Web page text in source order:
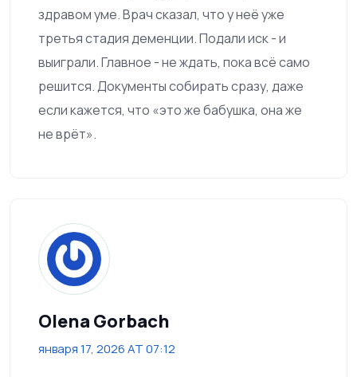
здравом уме. Врач сказал, что у неё уже
третья стадия деменции. Подали иск - и
выиграли. Главное - не ждать, пока всё само
решится. Документы собирать сразу, даже
если кажется, что «это же бабушка, она же
не врёт».
Olena Gorbach
января 17, 2026 AT 07:12